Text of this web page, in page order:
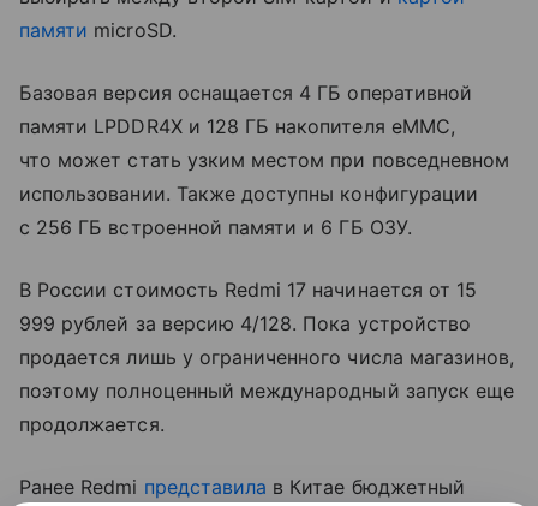
памяти microSD.
Базовая версия оснащается 4 ГБ оперативной
памяти LPDDR4X и 128 ГБ накопителя eMMC,
что может стать узким местом при повседневном
использовании. Также доступны конфигурации
с 256 ГБ встроенной памяти и 6 ГБ ОЗУ.
В России стоимость Redmi 17 начинается от 15
999 рублей за версию 4/128. Пока устройство
продается лишь у ограниченного числа магазинов,
поэтому полноценный международный запуск еще
продолжается.
Ранее Redmi представила в Китае бюджетный